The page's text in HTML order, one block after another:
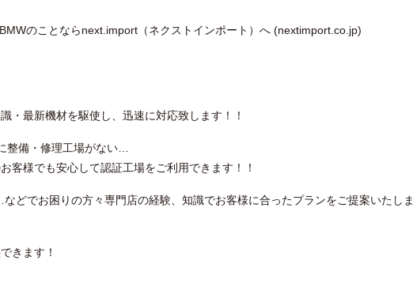
のことならnext.import（ネクストインポート）へ (nextimport.co.jp)
・最新機材を駆使し、迅速に対応致します！！
備・修理工場がない…
客様でも安心して認証工場をご利用できます！！
どでお困りの方々専門店の経験、知識でお客様に合ったプランをご提案いたしま
きます！